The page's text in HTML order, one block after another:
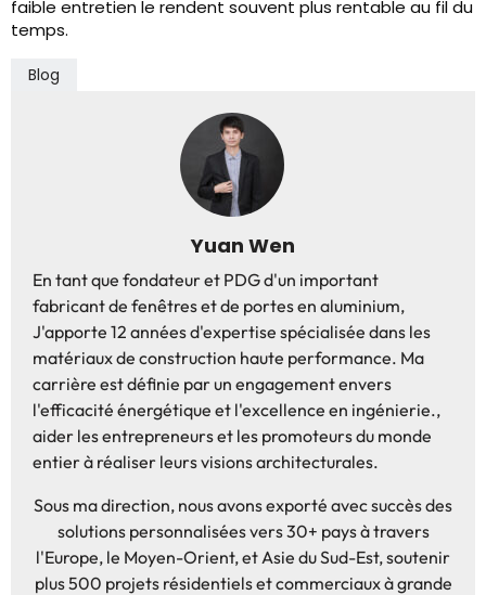
faible entretien le rendent souvent plus rentable au fil du
temps.
Blog
Yuan Wen
En tant que fondateur et PDG d'un important
fabricant de fenêtres et de portes en aluminium,
J'apporte 12 années d'expertise spécialisée dans les
matériaux de construction haute performance. Ma
carrière est définie par un engagement envers
l'efficacité énergétique et l'excellence en ingénierie.,
aider les entrepreneurs et les promoteurs du monde
entier à réaliser leurs visions architecturales.
Sous ma direction, nous avons exporté avec succès des
solutions personnalisées vers 30+ pays à travers
l'Europe, le Moyen-Orient, et Asie du Sud-Est, soutenir
plus 500 projets résidentiels et commerciaux à grande